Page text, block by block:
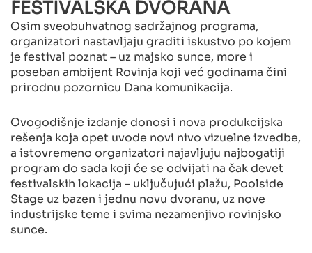
FESTIVALSKA DVORANA
Osim sveobuhvatnog sadržajnog programa,
organizatori nastavljaju graditi iskustvo po kojem
je festival poznat – uz majsko sunce, more i
poseban ambijent Rovinja koji već godinama čini
prirodnu pozornicu Dana komunikacija.
Ovogodišnje izdanje donosi i nova produkcijska
rešenja koja opet uvode novi nivo vizuelne izvedbe,
a istovremeno organizatori najavljuju najbogatiji
program do sada koji će se odvijati na čak devet
festivalskih lokacija – uključujući plažu, Poolside
Stage uz bazen i jednu novu dvoranu, uz nove
industrijske teme i svima nezamenjivo rovinjsko
sunce.